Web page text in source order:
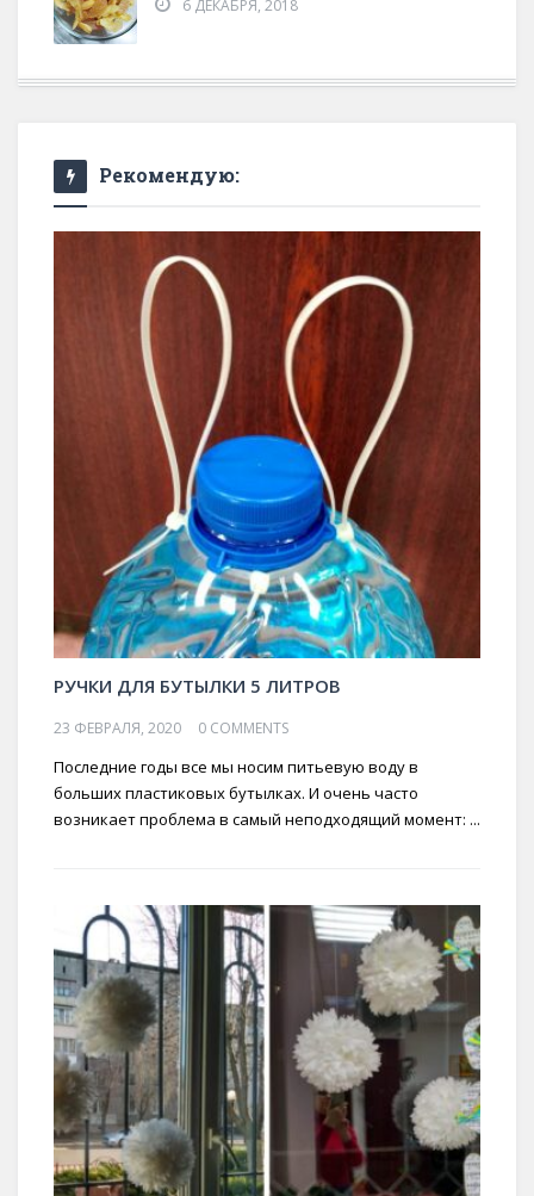
6 ДЕКАБРЯ, 2018
Рекомендую:
РУЧКИ ДЛЯ БУТЫЛКИ 5 ЛИТРОВ
23 ФЕВРАЛЯ, 2020 0 COMMENTS
Последние годы все мы носим питьевую воду в
больших пластиковых бутылках. И очень часто
возникает проблема в самый неподходящий момент: ...